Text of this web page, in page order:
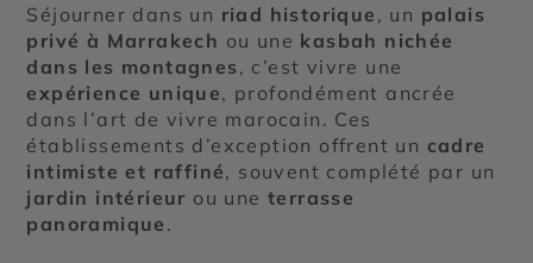
Séjourner dans un riad historique , un palais
privé à Marrakech ou une kasbah nichée
dans les montagnes, c’est vivre une
expérience unique, profondément ancrée
dans l’art de vivre marocain. Ces
établissements d’exception offrent un cadre
intimiste et raffiné, souvent complété par un
jardin intérieur ou uneterrasse
panoramique .